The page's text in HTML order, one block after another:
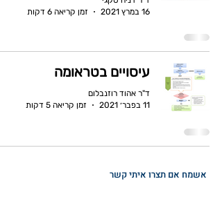
16 במרץ 2021
זמן קריאה 6 דקות
עיסויים בטראומה
ד"ר אהוד רוזנבלום
11 בפבר׳ 2021
זמן קריאה 5 דקות
אשמח אם תצרו איתי קשר